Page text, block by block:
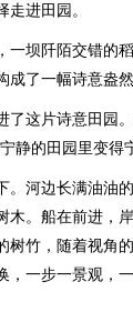
进田园。
一坝阡陌交错的
了一幅诗意盎然
了这片诗意田园
静的田园里变得
。河边长满油油
木。船在前进，
树竹，随着视角
，一步一景观，